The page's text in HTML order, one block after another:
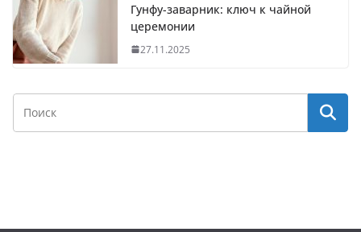
Гунфу-заварник: ключ к чайной
церемонии
27.11.2025